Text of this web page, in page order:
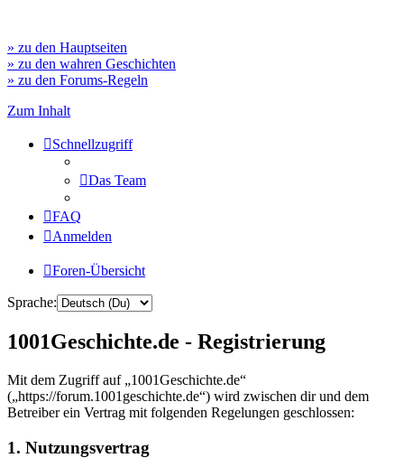
» zu den Hauptseiten
» zu den wahren Geschichten
» zu den Forums-Regeln
Zum Inhalt
Schnellzugriff
Das Team
FAQ
Anmelden
Foren-Übersicht
Sprache:
1001Geschichte.de - Registrierung
Mit dem Zugriff auf „1001Geschichte.de“
(„https://forum.1001geschichte.de“) wird zwischen dir und dem
Betreiber ein Vertrag mit folgenden Regelungen geschlossen:
1. Nutzungsvertrag